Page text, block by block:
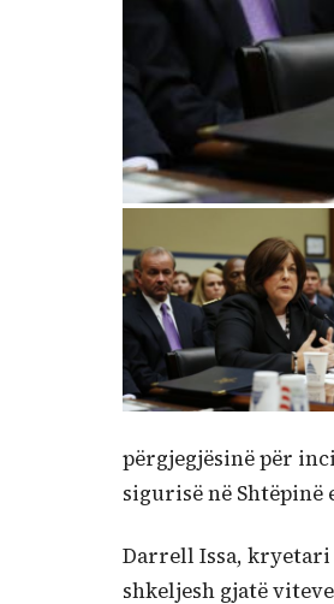
përgjegjësinë për
sigurisë në Shtëpinë
Darrell Issa, kryetari
shkeljesh gjatë